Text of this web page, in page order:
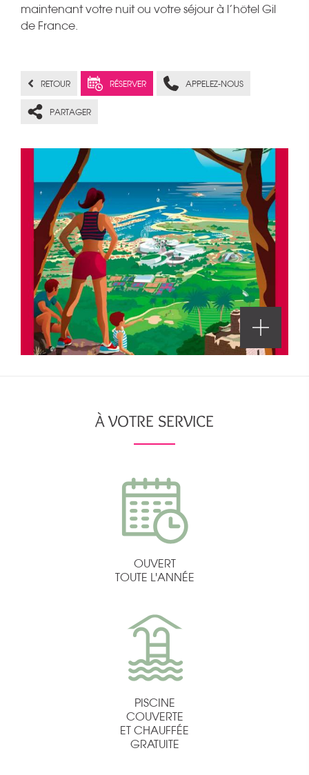
maintenant votre nuit ou votre séjour à l’hôtel Gil
de France.
RETOUR RÉSERVER APPELEZ-NOUS
PARTAGER
À VOTRE SERVICE
OUVERT
TOUTE L'ANNÉE
PISCINE
COUVERTE
ET CHAUFFÉE
GRATUITE